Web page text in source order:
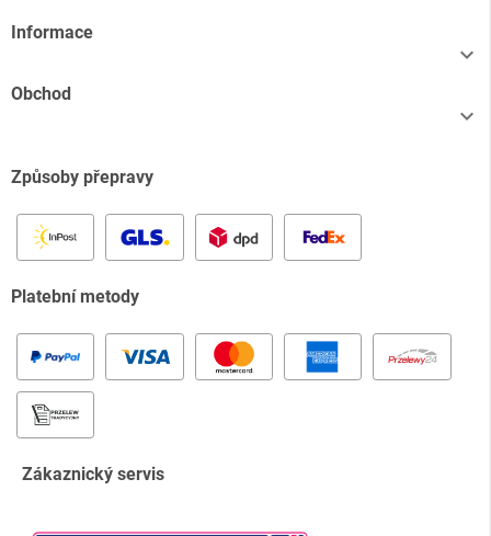
Informace

Obchod

Způsoby přepravy
Platební metody
Zákaznický servis